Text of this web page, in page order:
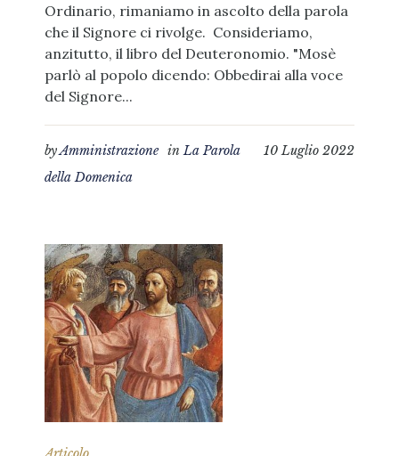
Ordinario, rimaniamo in ascolto della parola
che il Signore ci rivolge. Consideriamo,
anzitutto, il libro del Deuteronomio. "Mosè
parlò al popolo dicendo: Obbedirai alla voce
del Signore...
10 Luglio 2022
byAmministrazione inLa Parola
della Domenica